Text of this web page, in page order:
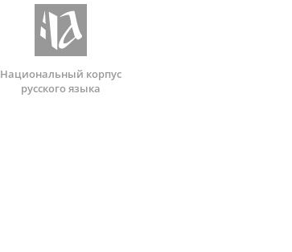
Национальный корпус
русского языка